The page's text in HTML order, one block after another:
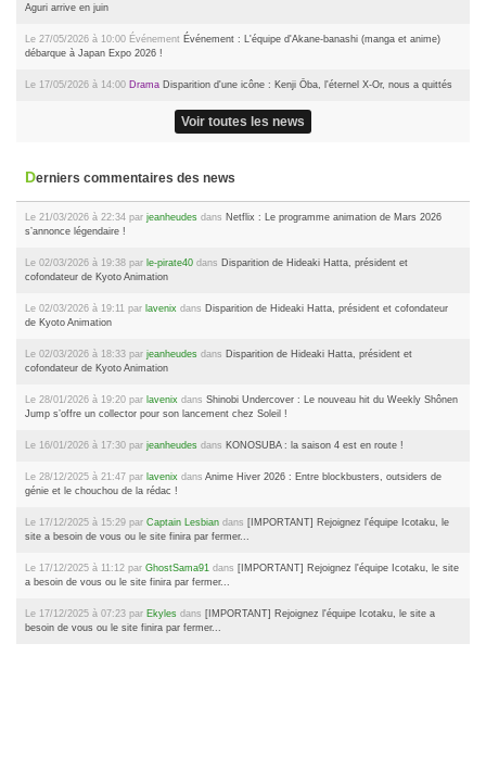
Aguri arrive en juin
Le 27/05/2026 à 10:00 Événement Événement : L'équipe d'Akane-banashi (manga et anime)
débarque à Japan Expo 2026 !
Le 17/05/2026 à 14:00 Drama Disparition d'une icône : Kenji Ōba, l'éternel X-Or, nous a quittés
Voir toutes les news
Derniers commentaires des news
Le 21/03/2026 à 22:34 par jeanheudes dans Netflix : Le programme animation de Mars 2026
s’annonce légendaire !
Le 02/03/2026 à 19:38 par le-pirate40 dans Disparition de Hideaki Hatta, président et
cofondateur de Kyoto Animation
Le 02/03/2026 à 19:11 par lavenix dans Disparition de Hideaki Hatta, président et cofondateur
de Kyoto Animation
Le 02/03/2026 à 18:33 par jeanheudes dans Disparition de Hideaki Hatta, président et
cofondateur de Kyoto Animation
Le 28/01/2026 à 19:20 par lavenix dans Shinobi Undercover : Le nouveau hit du Weekly Shônen
Jump s’offre un collector pour son lancement chez Soleil !
Le 16/01/2026 à 17:30 par jeanheudes dans KONOSUBA : la saison 4 est en route !
Le 28/12/2025 à 21:47 par lavenix dans Anime Hiver 2026 : Entre blockbusters, outsiders de
génie et le chouchou de la rédac !
Le 17/12/2025 à 15:29 par Captain Lesbian dans [IMPORTANT] Rejoignez l'équipe Icotaku, le
site a besoin de vous ou le site finira par fermer...
Le 17/12/2025 à 11:12 par GhostSama91 dans [IMPORTANT] Rejoignez l'équipe Icotaku, le site
a besoin de vous ou le site finira par fermer...
Le 17/12/2025 à 07:23 par Ekyles dans [IMPORTANT] Rejoignez l'équipe Icotaku, le site a
besoin de vous ou le site finira par fermer...